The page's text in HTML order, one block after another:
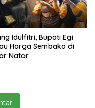
Idulfitri, Bupati Egi
Harga Sembako di
Natar